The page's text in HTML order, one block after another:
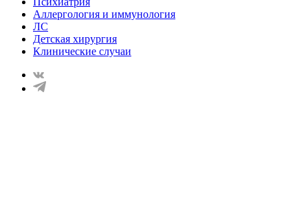
Аллергология и иммунология
ЛС
Детская хирургия
Клинические случаи